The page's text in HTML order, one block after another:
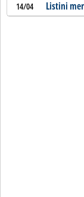
14/04 Listini